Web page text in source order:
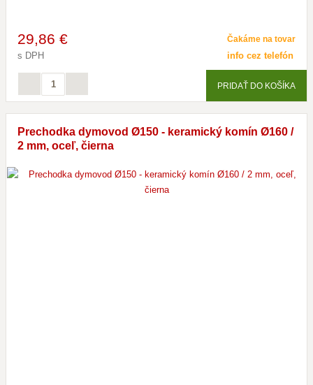
29,86 €
s DPH
Čakáme na tovar
info cez telefón
PRIDAŤ DO KOŠÍKA
Prechodka dymovod Ø150 - keramický komín Ø160 /
2 mm, oceľ, čierna